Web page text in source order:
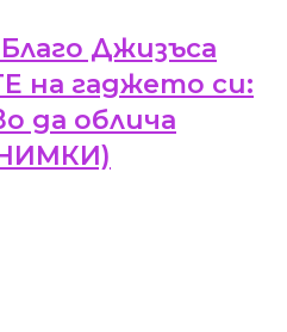
Джизъса
на гаджето си:
да облича